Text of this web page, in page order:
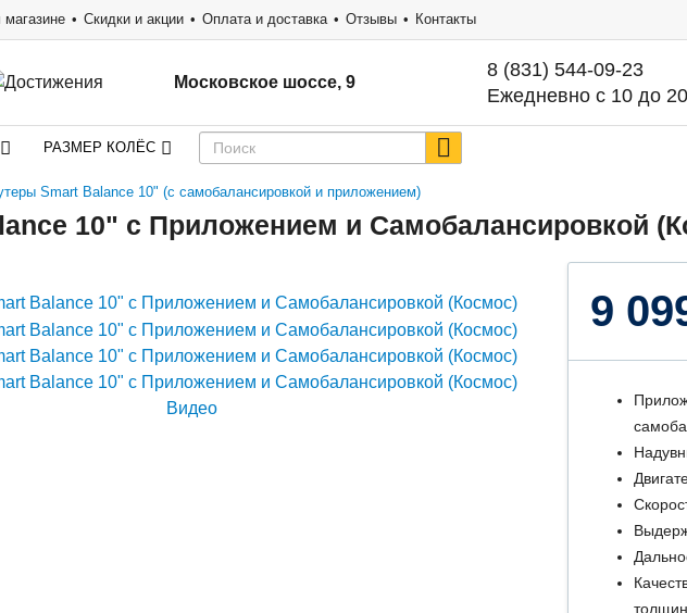
Скидки и акции Оплата и доставка Отзывы Контакты
Московское шоссе, 9
8 (831) 544-09-23
Ежедневно с 10 до 20
РАЗМЕР КОЛЁС
Smart Balance 10" (с самобалансировкой и приложением)
10" c Приложением и Самобалансировкой
9